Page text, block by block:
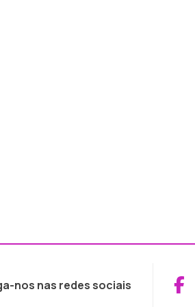
nos nas redes sociais